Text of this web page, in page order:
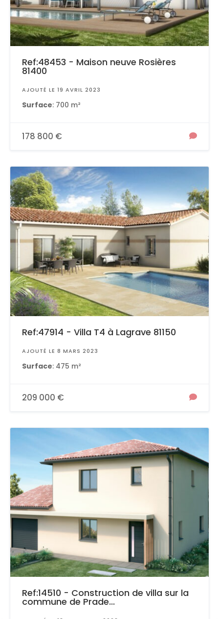
Ref:48453 - Maison neuve Rosières
81400
AJOUTÉ LE 19 AVRIL 2023
Surface: 700 m²
178 800 €
Ref:47914 - Villa T4 à Lagrave 81150
AJOUTÉ LE 8 MARS 2023
Surface: 475 m²
209 000 €
Ref:14510 - Construction de villa sur la
commune de Prade...